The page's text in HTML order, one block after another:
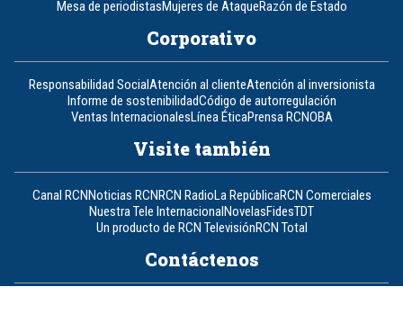
Mesa de periodistasMujeres de AtaqueRazón de Estado
Corporativo
Responsabilidad SocialAtención al clienteAtención al inversionista
Informe de sostenibilidadCódigo de autorregulación
Ventas InternacionalesLínea ÉticaPrensa RCNOBA
Visite también
Canal RCNNoticias RCNRCN RadioLa RepúblicaRCN Comerciales
Nuestra Tele InternacionalNovelasFidesTDT
Un producto de RCN TelevisiónRCN Total
Contáctenos